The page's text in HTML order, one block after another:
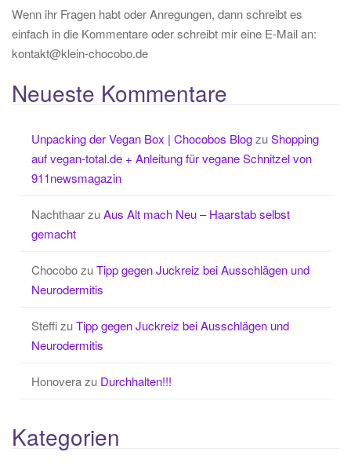
Wenn ihr Fragen habt oder Anregungen, dann schreibt es
einfach in die Kommentare oder schreibt mir eine E-Mail an:
kontakt@klein-chocobo.de
Neueste Kommentare
Unpacking der Vegan Box | Chocobos BlogzuShopping
auf vegan-total.de + Anleitung für vegane Schnitzel von
911newsmagazin
NachthaarzuAus Alt mach Neu – Haarstab selbst
gemacht
ChocobozuTipp gegen Juckreiz bei Ausschlägen und
Neurodermitis
SteffizuTipp gegen Juckreiz bei Ausschlägen und
Neurodermitis
Honoverazu Durchhalten!!!
Kategorien